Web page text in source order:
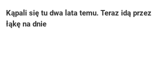
Kąpali się tu dwa lata temu. Teraz idą przez
łąkę na dnie